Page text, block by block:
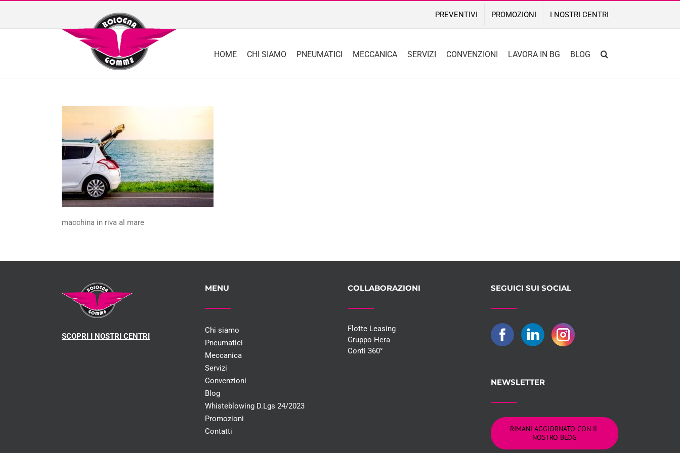
content
PREVENTIVI PROMOZIONI I NOSTRI CENTRI
HOME CHI SIAMO PNEUMATICI MECCANICA SERVIZI CONVENZIONI LAVORA IN BG BLOG
macchina in riva al mare
SCOPRI I NOSTRI CENTRI
MENU
Chi siamo
Pneumatici
Meccanica
Servizi
Convenzioni
Blog
Whisteblowing D.Lgs 24/2023
Promozioni
Contatti
COLLABORAZIONI
Flotte Leasing
Gruppo Hera
Conti 360°
SEGUICI SUI SOCIAL
NEWSLETTER
RIMANI AGGIORNATO CON IL
NOSTRO BLOG